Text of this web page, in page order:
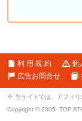
利 用 規 約 個
広告お問合せ
※ 当サイトでは、アフィリ
Copyright © 2005- TOP